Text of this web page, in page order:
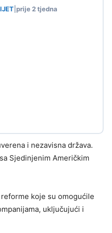
prije 2 tjedna
i nezavisna država.
Sjedinjenim Američkim
koje su omogućile
uključujući i